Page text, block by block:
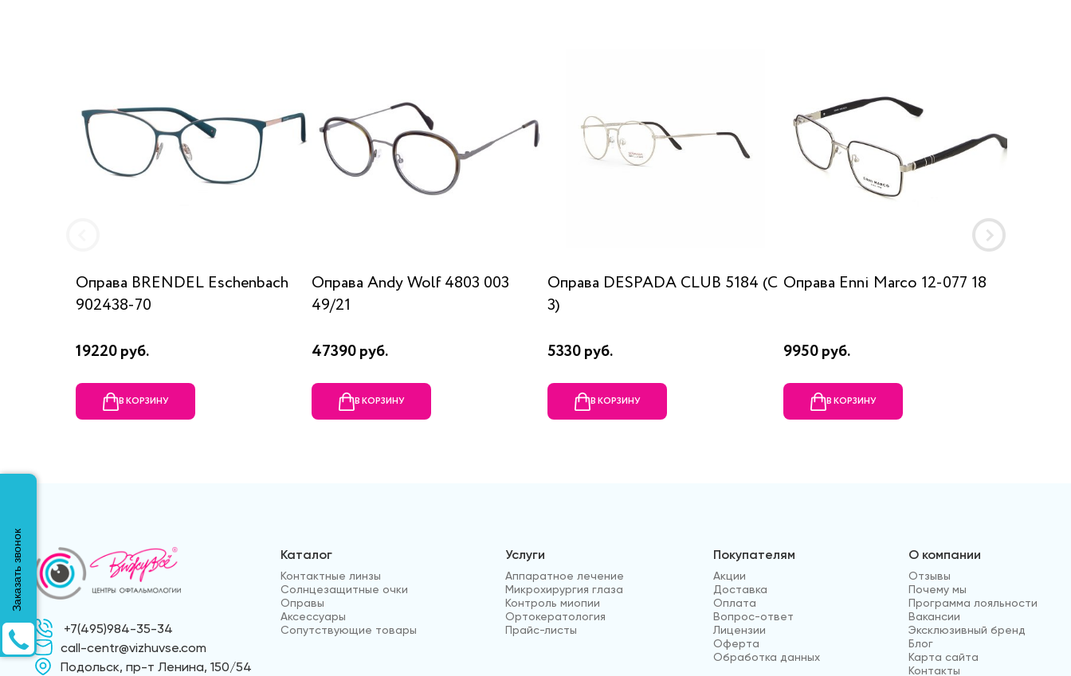
Оправа BRENDEL Eschenbach
902438-70
19220 руб.
В КОРЗИНУ
Оправа Andy Wolf 4803 003
49/21
47390 руб.
В КОРЗИНУ
Оправа DESPADA CLUB 5184 (C
3)
5330 руб.
В КОРЗИНУ
Оправа Enni Marco 12-077 18
9950 руб.
В КОРЗИНУ
+7(495)984-35-34
call-centr@vizhuvse.com
Подольск, пр-т Ленина, 150/54
Каталог
Контактные линзы
Солнцезащитные очки
Оправы
Аксессуары
Сопутствующие товары
Услуги
Аппаратное лечение
Микрохирургия глаза
Контроль миопии
Ортокератология
Прайс-листы
Покупателям
Акции
Доставка
Оплата
Вопрос-ответ
Лицензии
Оферта
Обработка данных
О компании
Отзывы
Почему мы
Программа лояльности
Вакансии
Эксклюзивный бренд
Блог
Карта сайта
Контакты
Заказать звонок